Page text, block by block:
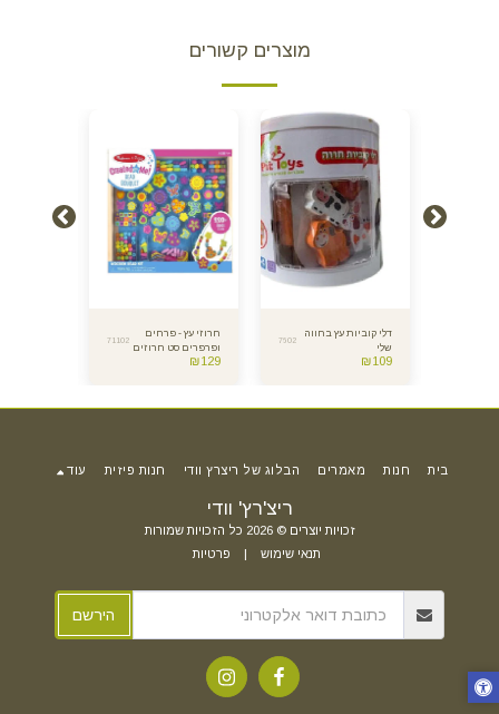
מוצרים קשורים
דלי קוביות עץ בחווה
שלי
7602
₪109
חרוזי עץ - פרחים
ופרפרים סט חרוזים
ענק
71102
₪129
ריצ'רץ' וודי
זכויות יוצרים © 2026 כל הזכויות שמורות
תנאי שימוש
פרטיות
בית חנות מאמרים הבלוג של ריצרץ וודי חנות פיזית עוד
הירשם